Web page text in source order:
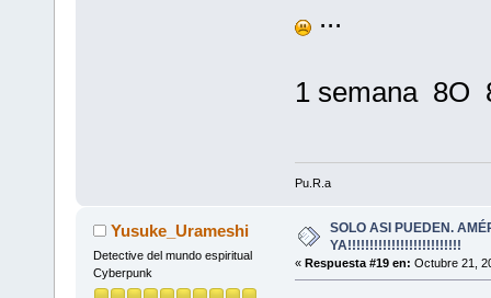
...
1 semana 8O
Pu.R.a
Yusuke_Urameshi
Detective del mundo espiritual
Cyberpunk
SOLO ASI PUEDEN.
YA!!!!!!!!!!!!!!!!!!!!!!!!!!
« Respuesta #19 en: Octubre 21,